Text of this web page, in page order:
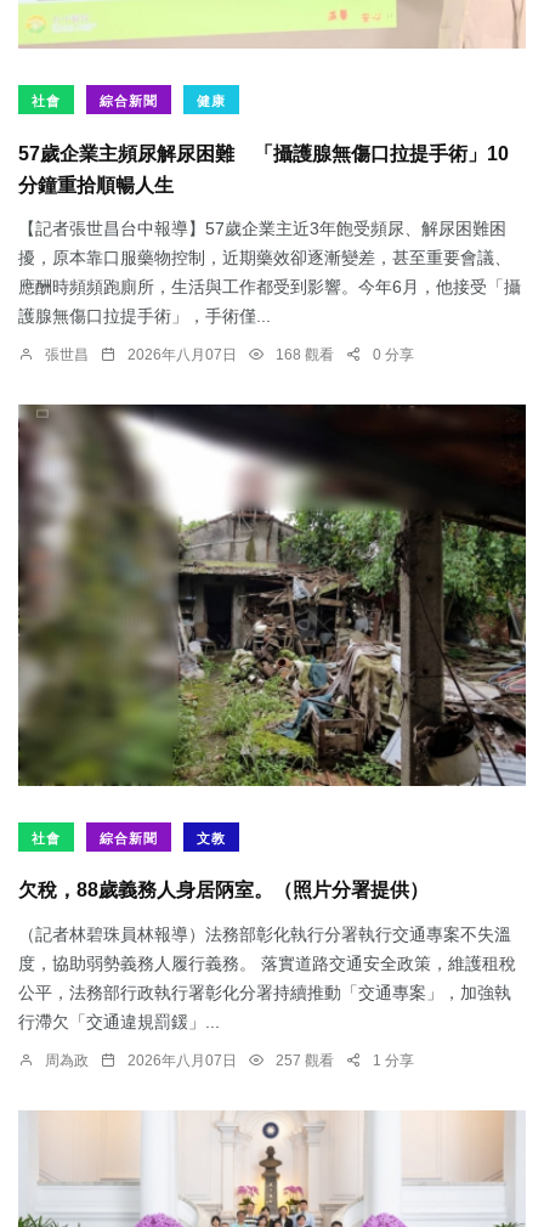
社會 綜合新聞 健康
57歲企業主頻尿解尿困難 「攝護腺無傷口拉提手術」10
分鐘重拾順暢人生
【記者張世昌台中報導】57歲企業主近3年飽受頻尿、解尿困難困
擾，原本靠口服藥物控制，近期藥效卻逐漸變差，甚至重要會議、
應酬時頻頻跑廁所，生活與工作都受到影響。今年6月，他接受「攝
護腺無傷口拉提手術」，手術僅...
張世昌 2026年八月07日 168 觀看 0 分享
社會 綜合新聞 文教
欠稅，88歲義務人身居陃室。（照片分署提供）
（記者林碧珠員林報導）法務部彰化執行分署執行交通專案不失溫
度，協助弱勢義務人履行義務。 落實道路交通安全政策，維護租稅
公平，法務部行政執行署彰化分署持續推動「交通專案」，加強執
行滯欠「交通違規罰鍰」...
周為政 2026年八月07日 257 觀看 1 分享